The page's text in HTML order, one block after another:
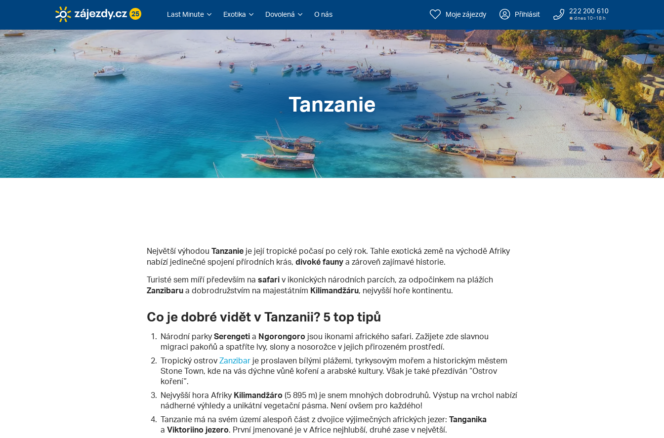
25 Last Minute Exotika Dovolená O nás Moje zájezdy Přihlásit 222 200 610
dnes 10–18 h
Zájezdy.cz
Tanzanie
Největší výhodou Tanzanie je její tropické počasí po celý rok. Tahle exotická země na východě Afriky
nabízí jedinečné spojení přírodních krás, divoké fauny a zároveň zajímavé historie.
Turisté sem míří především na safari v ikonických národních parcích, za odpočinkem na plážích
Zanzibaru a dobrodružstvím na majestátním Kilimandžáru, nejvyšší hoře kontinentu.
Co je dobré vidět v Tanzanii? 5 top tipů
Národní parky Serengeti a Ngorongoro jsou ikonami afrického safari. Zažijete zde slavnou
migraci pakoňů a spatříte lvy, slony a nosorožce v jejich přirozeném prostředí.
Tropický ostrov Zanzibar je proslaven bílými plážemi, tyrkysovým mořem a historickým městem
Stone Town, kde na vás dýchne vůně koření a arabské kultury. Však je také přezdíván “Ostrov
koření”.
Nejvyšší hora Afriky Kilimandžáro (5 895 m) je snem mnohých dobrodruhů. Výstup na vrchol nabízí
nádherné výhledy a unikátní vegetační pásma. Není ovšem pro každého!
Tanzanie má na svém území alespoň část z dvojice výjimečných afrických jezer: Tanganika
a Viktoriino jezero. První jmenované je v Africe nejhlubší, druhé zase v největší.